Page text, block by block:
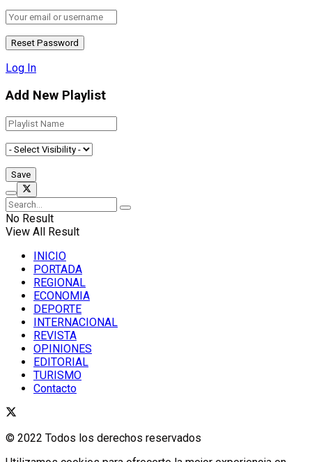
Log In
Add New Playlist
No Result
View All Result
INICIO
PORTADA
REGIONAL
ECONOMIA
DEPORTE
INTERNACIONAL
REVISTA
OPINIONES
EDITORIAL
TURISMO
Contacto
© 2022 Todos los derechos reservados